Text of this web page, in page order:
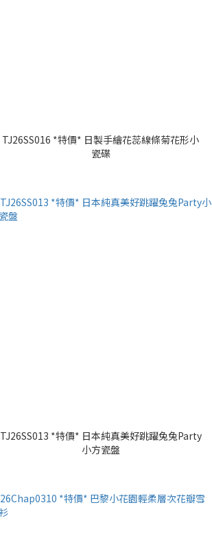
TJ26SS016 *特價* 日製手繪花蕊線條菊花形小
瓷碟
TJ26SS013 *特價* 日本純真美好跳躍兔兔Party
小方瓷盤